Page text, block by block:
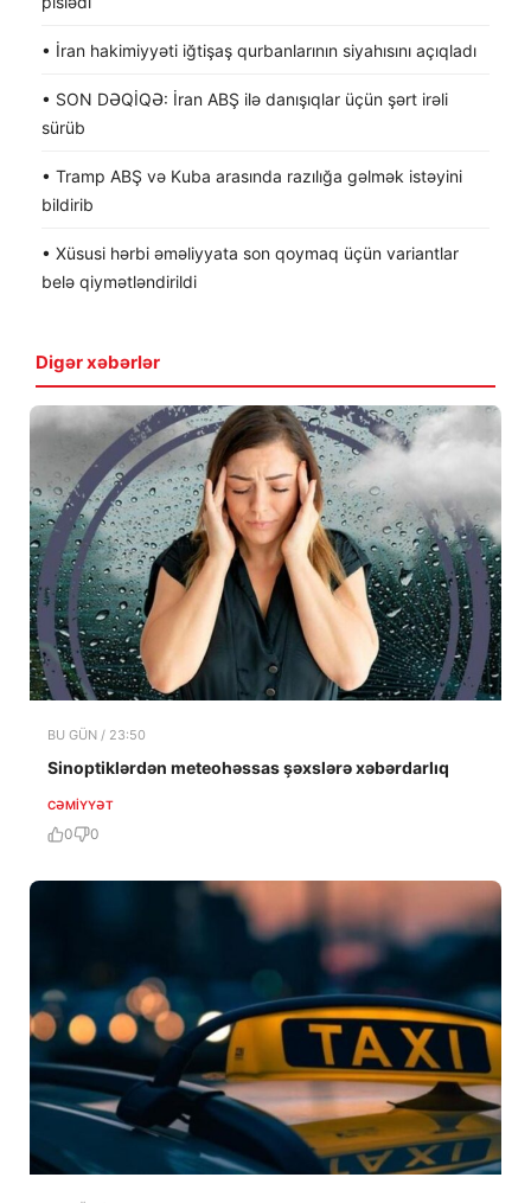
• İran hakimiyyəti iğtişaş qurbanlarının siyahısını açıqladı
• SON DƏQİQƏ: İran ABŞ ilə danışıqlar üçün şərt irəli
sürüb
• Tramp ABŞ və Kuba arasında razılığa gəlmək istəyini
bildirib
• Xüsusi hərbi əməliyyata son qoymaq üçün variantlar
belə qiymətləndirildi
Digər xəbərlər
BU GÜN / 23:50
Sinoptiklərdən meteohəssas şəxslərə xəbərdarlıq
CƏMIYYƏT
0 0